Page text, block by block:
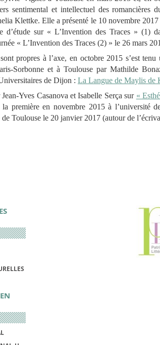
sentimental et intellectuel des romancières
Klettke. Elle a présenté le 10 novembre
sur « L’Invention des Traces » (1)
« L’Invention des Traces (2) » le 26 mars
propres à l’axe, en octobre 2015 s’est
Sorbonne et à Toulouse par Mathilde
de Dijon : La Langue de Maylis de
Yves Casanova et Isabelle Serça sur «
la première en novembre 2015 à l’université
Toulouse le 20 janvier 2017 (autour de